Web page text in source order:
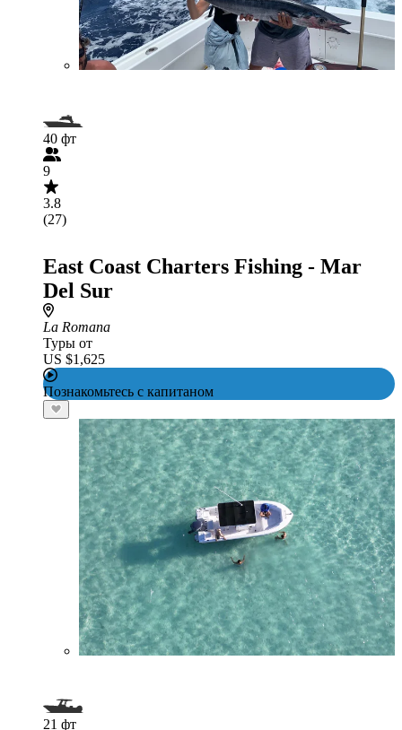
40 фт
9
3.8
(27)
East Coast Charters Fishing - Mar
Del Sur
La Romana
Туры от
US $1,625
Познакомьтесь с капитаном
21 фт